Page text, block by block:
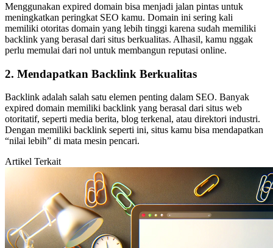
Menggunakan expired domain bisa menjadi jalan pintas untuk
meningkatkan peringkat SEO kamu. Domain ini sering kali
memiliki otoritas domain yang lebih tinggi karena sudah memiliki
backlink yang berasal dari situs berkualitas. Alhasil, kamu nggak
perlu memulai dari nol untuk membangun reputasi online.
2. Mendapatkan Backlink Berkualitas
Backlink adalah salah satu elemen penting dalam SEO. Banyak
expired domain memiliki backlink yang berasal dari situs web
otoritatif, seperti media berita, blog terkenal, atau direktori industri.
Dengan memiliki backlink seperti ini, situs kamu bisa mendapatkan
“nilai lebih” di mata mesin pencari.
Artikel Terkait